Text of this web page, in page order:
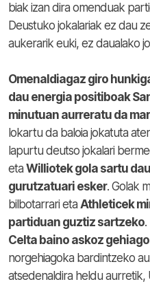
biak izan dira omenduak
Deustuko jokalariak ez dau
aukerarik euki, ez daualako
Omenaldiagaz giro
dau energia positiboak
minutuan aurreratu da
lokartu da baloia jokatuta
lapurtu deutso jokalari
eta Williotek gola sartu
gurutzatuari esker. Golak
bilbotarrari eta Athleticek
partiduan guztiz sartzeko
Celta baino askoz
norgehiagoka bardintzeko
atsedenaldira heldu aurretik,